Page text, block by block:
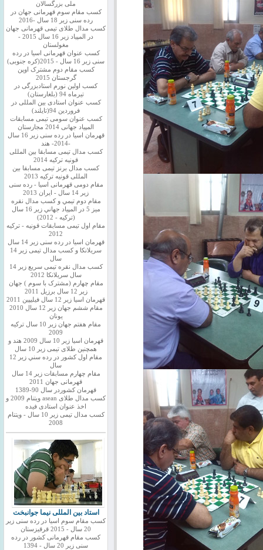
ملی بزرگسالان
کسب مقام سوم قهرمانی جهان در
رده سنی زیر 18 سال -2016
کسب مدال طلای تیمی قهرمانی جهان
در المپیاد زیر 16 سال 2015 -
مغولستان
کسب عنوان قهرمانی اسیا در رده
سنی زیر 16 سال - 2015(کره جنوبی)
کسب مقام دوم مشترک اوپن
گرجستان 2015
کسب اولین نورم استادبزرگی در
تیرماه 94 (بلغارستان)
کسب عنوان استادی بین المللی در
فروردین 94(تایلند)
کسب عنوان سومی تیمی مسابقات
المپیاد جهانی 2014 مجارستان
قهرمان اسیا در رده سنی زیر 16 سال
-2014- هند
کسب مدال تیمی مسابقا بین المللی
قونیه ترکیه 2014
کسب مدال برنز تیمی مسابقا بین
المللی قونیه ترکیه 2013
مقام دومی قهرمانی اسیا - رده سنی
زیر 14 سال - ایران 2013
مقام دوم تيمي و كسب مدال نقره
ميز 5 در المپياد جهاني زير 16 سال
(تركيه - 2012)
مقام اول تیمی مسابقات قونیه - ترکیه
2012
قهرمان اسیا در رده سنی زیر 14 سال
سريلانكا و کسب مدال تیمی زیر 14
سال
کسب مدال نقره تیمی سریع زیر 14
سال سریلانکا 2012
مقام چهارم (مشترک با سوم ) جهان
زیر 12 سال برزیل 2011
قهرمان اسيا زير 12 سال فیلیپین 2011
مقام ششم جهان زیر 12 سال 2010
یونان
مقام هفتم جهان زیر 10 سال ترکیه
2009
قهرمان اسيا زیر 10 سال 2009 هند و
همچنین طلای تیمی زیر 10 سال
مقام اول كشور در رده سني زير 12
سال
مقام چهارم مسابقات زیر 14 سال
قهرمانی جهان 2011
قهرمان کشوردر سال 90-1389
کسب مدال طلای asean ویتنام 2009 و
اخذ عنوان استادی فیده
کسب مدال تیمی زیر 10 سال - ویتنام
2008
استاد بین المللی نیما جوانبخت
کسب مقام سوم اسیا در رده سنی زیر
20 سال - 2015 قرقیزستان
کسب مقام قهرمانی کشور در رده
سنی زیر 20 سال - 1394